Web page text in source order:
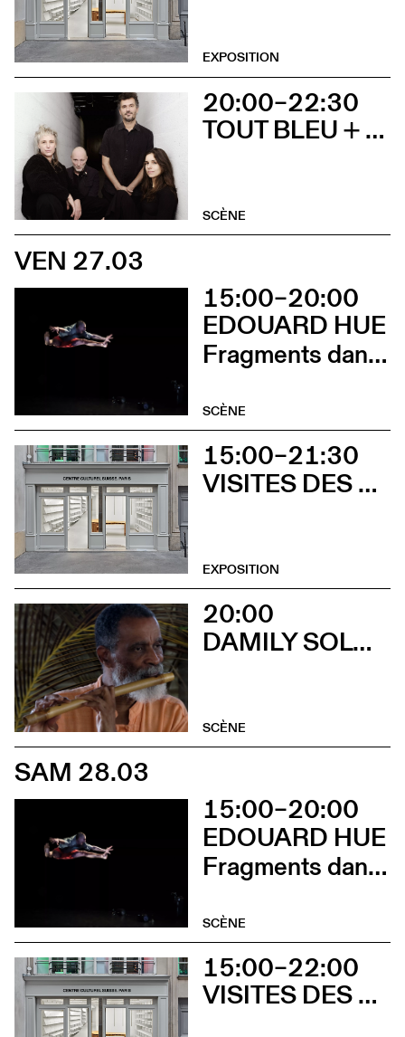
EXPOSITION
20:00–22:30
TOUT BLEU + SOCIÉTÉ ÉTRANGE
SCÈNE
VEN 27.03
15:00–20:00
EDOUARD HUE
Fragments dansés
SCÈNE
15:00–21:30
VISITES DES EXPOSITIONS ET DÉCOUVERTE DU BÂTIMENT
EXPOSITION
20:00
DAMILY SOLO + MAX CILLA SEXTET
SCÈNE
SAM 28.03
15:00–20:00
EDOUARD HUE
Fragments dansés
SCÈNE
15:00–22:00
VISITES DES EXPOSITIONS ET DÉCOUVERTE DU BÂTIMENT